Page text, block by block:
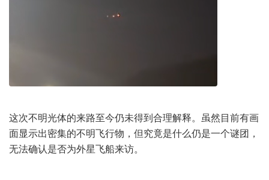
这次不明光体的来路至今仍未得到合理解释。虽然目前有画
面显示出密集的不明飞行物，但究竟是什么仍是一个谜团，
无法确认是否为外星飞船来访。